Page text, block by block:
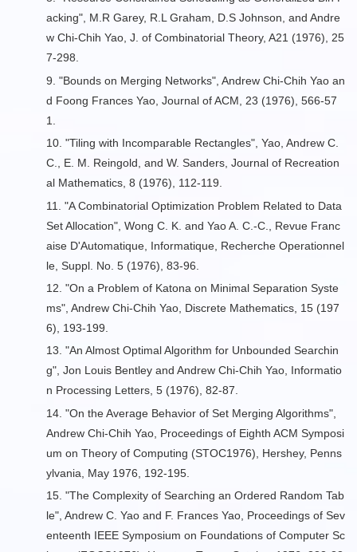
acking", M.R Garey, R.L Graham, D.S Johnson, and Andre
w Chi-Chih Yao, J. of Combinatorial Theory, A21 (1976), 25
7-298.
9. "Bounds on Merging Networks", Andrew Chi-Chih Yao an
d Foong Frances Yao, Journal of ACM, 23 (1976), 566-57
1.
10. "Tiling with Incomparable Rectangles", Yao, Andrew C.
C., E. M. Reingold, and W. Sanders, Journal of Recreation
al Mathematics, 8 (1976), 112-119.
11. "A Combinatorial Optimization Problem Related to Data
Set Allocation", Wong C. K. and Yao A. C.-C., Revue Franc
aise D'Automatique, Informatique, Recherche Operationnel
le, Suppl. No. 5 (1976), 83-96.
12. "On a Problem of Katona on Minimal Separation Syste
ms", Andrew Chi-Chih Yao, Discrete Mathematics, 15 (197
6), 193-199.
13. "An Almost Optimal Algorithm for Unbounded Searchin
g", Jon Louis Bentley and Andrew Chi-Chih Yao, Informatio
n Processing Letters, 5 (1976), 82-87.
14. "On the Average Behavior of Set Merging Algorithms",
Andrew Chi-Chih Yao, Proceedings of Eighth ACM Symposi
um on Theory of Computing (STOC1976), Hershey, Penns
ylvania, May 1976, 192-195.
15. "The Complexity of Searching an Ordered Random Tab
le", Andrew C. Yao and F. Frances Yao, Proceedings of Sev
enteenth IEEE Symposium on Foundations of Computer Sc